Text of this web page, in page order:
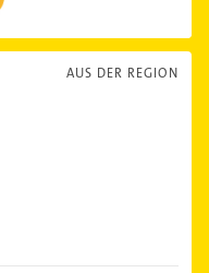
AUS DER REGION